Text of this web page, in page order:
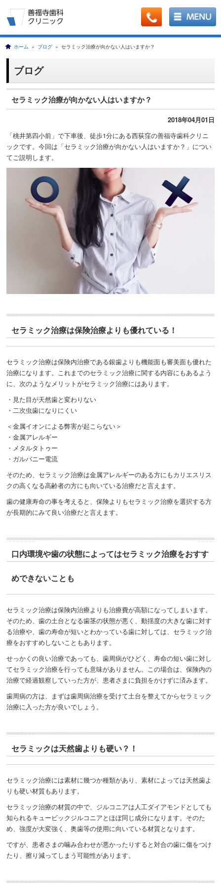
ホーム » ブログ » セラミック治療が向かない人はいますか？
ブログ
セラミック治療が向かない人はいますか？
2018年04月01日
「桃井第四小前」で下車後、徒歩1分にある西荻窪の善福寺歯科クリニ
ックです。今回は「セラミック治療が向かない人はいますか？」につい
てご説明します。
セラミック治療は保険治療よりも優れている！
セラミック治療は保険内治療である銀歯よりも機能面も審美面も優れた
治療になります。これまでのセラミック治療に関する内容にもあるよう
に、次のようなメリットがセラミック治療にはあります。
・見た目が天然歯と変わりない
・二次虫歯になりにくい
＜金属イオンによる弊害が起こらない＞
・金属アレルギー
・メタルタトゥー
・ガルバニー電流
そのため、セラミック治療は金属アレルギーのある方にもカリエスリス
クの高くなる高齢者の方にも向いている治療だと言えます。
歯の健康寿命の事を考えると、保険よりもセラミック治療を選択する方
が長期的にみて良い治療だと言えます。
口内環境や歯の状態によってはセラミック治療をおすす
めできないことも
セラミック治療は保険内治療よりも治療費が高額になってしまいます。
そのため、歯の土台となる歯茎の状態が悪く、動揺度の大きな歯に対す
る治療や、歯の寿命が短いとわかっている歯に対しては、セラミック治
療をおすすめしないこともあります。
せっかくの良い治療であっても、歯周病がひどく、寿命の短い歯に対し
てセラミック治療を行っても意味がありません。この場合は、保険内の
治療で経過観察していった方が、患者さまに負担をかけずに済みます。
歯周病の方は、まずは歯周病治療を受けて土台を整えてからセラミック
治療に入った方が良いでしょう。
︎セラミックは天然歯よりも硬い？！
セラミック治療には素材に幾つか種類があり、素材によっては天然歯よ
りも硬い材質もあります。
セラミック治療の材質の中で、ジルコニアは人工ダイアモンドとしても
知られるキュービックジルコニアとほぼ同じ成分になります。そのた
め、強度が大変強く、奥歯等の使用に向いている材質となります。
ですが、患者さまの噛み合わせが悪かったりすると対合の歯に傷をつけ
たり、擦り減ってしまう可能性があります。